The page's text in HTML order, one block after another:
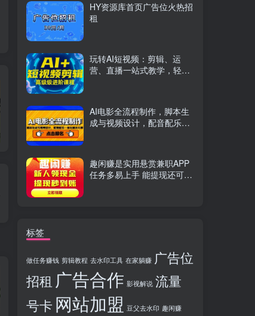
TikTok实战系统课，案例复盘、数据解析、运营执行，从0到1构建千万级电商体系（更新）
HY资源库首页广告位火热招
租
玩转AI短视频：剪辑、运
营、直播一站式教学，轻松
AI电影全流程制作，脚本生
成与视频设计，配音配乐一
趣闲赚是实用悬赏兼职APP
任务多易上手 能提现还可邀
标签
做任务赚钱 剪辑教程 去水印工具 在家躺赚 广告位
招租 广告合作 影视解说 流量
号卡 网站加盟 豆父去水印 趣闲赚